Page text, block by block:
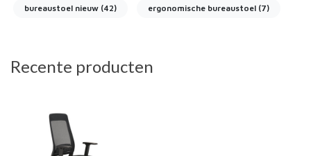
bureaustoel nieuw (42) ergonomische bureaustoel (7)
Recente producten